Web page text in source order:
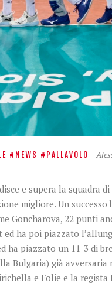
NEWS PALLAVOLO
e supera la squadra
migliore. Un
22 punti
ha poi piazzato
ha piazzato un 11-3 di
Bulgaria) già
e Folie e la